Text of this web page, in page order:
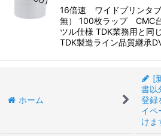
16倍速 ワイドプリンタ
無） 100枚ラップ CMC
ツル仕様 TDK業務用と同
TDK製造ライン品質継承
ホーム
[
書以
登録
イペ
けま